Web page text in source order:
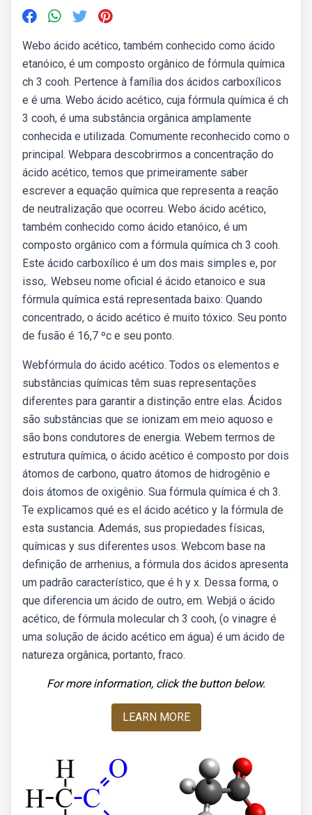
Webo ácido acético, também conhecido como ácido
etanóico, é um composto orgânico de fórmula química
ch 3 cooh. Pertence à família dos ácidos carboxílicos
e é uma. Webo ácido acético, cuja fórmula química é ch
3 cooh, é uma substância orgânica amplamente
conhecida e utilizada. Comumente reconhecido como o
principal. Webpara descobrirmos a concentração do
ácido acético, temos que primeiramente saber
escrever a equação química que representa a reação
de neutralização que ocorreu. Webo ácido acético,
também conhecido como ácido etanóico, é um
composto orgânico com a fórmula química ch 3 cooh.
Este ácido carboxílico é um dos mais simples e, por
isso,. Webseu nome oficial é ácido etanoico e sua
fórmula química está representada baixo: Quando
concentrado, o ácido acético é muito tóxico. Seu ponto
de fusão é 16,7 ºc e seu ponto.
Webfórmula do ácido acético. Todos os elementos e
substâncias químicas têm suas representações
diferentes para garantir a distinção entre elas. Ácidos
são substâncias que se ionizam em meio aquoso e
são bons condutores de energia. Webem termos de
estrutura química, o ácido acético é composto por dois
átomos de carbono, quatro átomos de hidrogênio e
dois átomos de oxigênio. Sua fórmula química é ch 3.
Te explicamos qué es el ácido acético y la fórmula de
esta sustancia. Además, sus propiedades físicas,
químicas y sus diferentes usos. Webcom base na
definição de arrhenius, a fórmula dos ácidos apresenta
um padrão característico, que é h y x. Dessa forma, o
que diferencia um ácido de outro, em. Webjá o ácido
acético, de fórmula molecular ch 3 cooh, (o vinagre é
uma solução de ácido acético em água) é um ácido de
natureza orgânica, portanto, fraco.
For more information, click the button below.
LEARN MORE